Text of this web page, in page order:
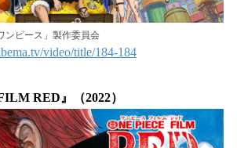
ンピース」製作委員会
video/title/184-184
RED』（2022）